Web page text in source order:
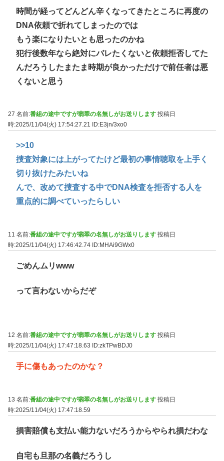
時間が経ってどんどん辛くなってきたところに再度の
DNA依頼で折れてしまったのでは
もう楽になりたいとも思ったのかね
犯行後数年なら絶対にバレたくないと依頼拒否してた
んだろうしたまたま時期が良かっただけで前任者は悪
くないと思う
27 名前:番組の途中ですが翡翠の名無しがお送りします 投稿日
時:2025/11/04(火) 17:54:27.21
ID:E3jn/3xo0
>>10
捜査対象には上がってたけど最初の事情聴取を上手く
切り抜けたみたいね
んで、改めて捜査する中でDNA検査を拒否する人を
重点的に調べていったらしい
11 名前:番組の途中ですが翡翠の名無しがお送りします 投稿日
時:2025/11/04(火) 17:46:42.74 ID:MHAi9GWx0
ごめんムリwww
って言わないからだぞ
12 名前:番組の途中ですが翡翠の名無しがお送りします 投稿日
時:2025/11/04(火) 17:47:18.63
ID:zkTPwBDJ0
手に傷もあったのかな？
13 名前:番組の途中ですが翡翠の名無しがお送りします 投稿日
時:2025/11/04(火) 17:47:18.59
損害賠償も支払い能力ないだろうからやられ損だわな
自宅も旦那の名義だろうし